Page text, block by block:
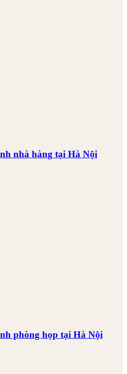
nhà hàng tại Hà Nội
phòng họp tại Hà Nội